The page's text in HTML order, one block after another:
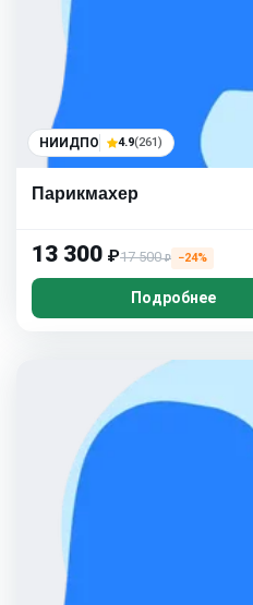
НИИДПО 4.9(261)
Парикмахер
13 300 ₽17 500₽ −24%
Подробнее